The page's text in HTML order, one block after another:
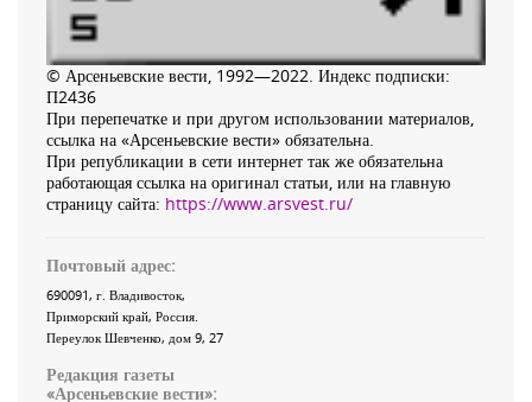
© Арсеньевские вести, 1992—2022. Индекс подписки:
П2436
При перепечатке и при другом использовании материалов,
ссылка на «Арсеньевские вести» обязательна.
При републикации в сети интернет так же обязательна
работающая ссылка на оригинал статьи, или на главную
страницу сайта: https://www.arsvest.ru/
Почтовый адрес:
690091, г. Владивосток,
Приморский край, Россия
Переулок Шевченко, дом 9, 27
Редакция газеты
«Арсеньевские вести»: